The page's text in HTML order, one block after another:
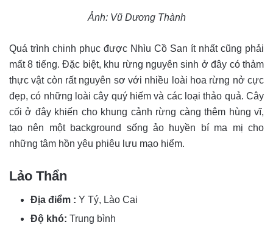
Ảnh: Vũ Dương Thành
Quá trình chinh phục được Nhìu Cồ San ít nhất cũng phải
mất 8 tiếng. Đặc biệt, khu rừng nguyên sinh ở đây có thảm
thực vật còn rất nguyên sơ với nhiều loài hoa rừng nở cực
đẹp, có những loài cây quý hiếm và các loại thảo quả. Cây
cối ở đây khiến cho khung cảnh rừng càng thêm hùng vĩ,
tạo nên một background sống ảo huyền bí ma mị cho
những tâm hồn yêu phiêu lưu mạo hiểm.
Lảo Thẩn
Địa điểm : Y Tý, Lào Cai
Độ khó: Trung bình